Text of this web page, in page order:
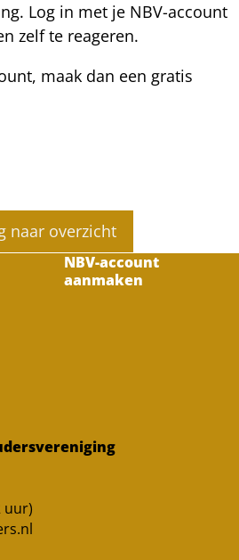
Log in met je NBV-account
zelf te reageren.
maak dan een gratis
naar overzicht
NBV-account
aanmaken
uur)